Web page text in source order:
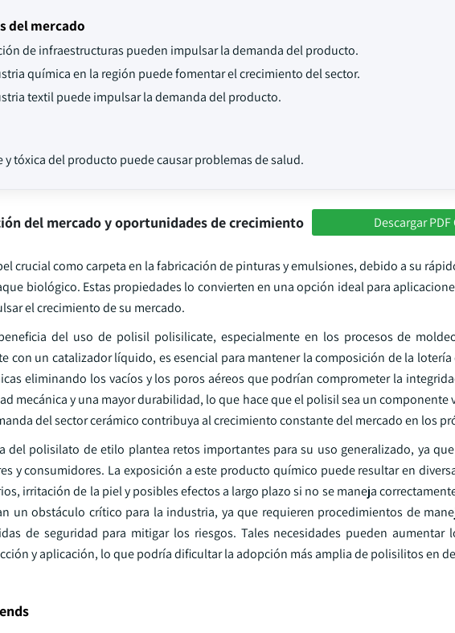
del mercado
de infraestructuras pueden impulsar la demanda del producto.
química en la región puede fomentar el crecimiento del sector.
textil puede impulsar la demanda del producto.
tóxica del producto puede causar problemas de salud.
del mercado y oportunidades de crecimiento Descargar PDF
crucial como carpeta en la fabricación de pinturas y emulsiones, debido a su
biológico. Estas propiedades lo convierten en una opción ideal para
el crecimiento de su mercado.
del uso de polisil polisilicate, especialmente en los procesos de
con un catalizador líquido, es esencial para mantener la composición de la
eliminando los vacíos y los poros aéreos que podrían comprometer la
mecánica y una mayor durabilidad, lo que hace que el polisil sea un componente
del sector cerámico contribuya al crecimiento constante del mercado en los
del polisilato de etilo plantea retos importantes para su uso generalizado, ya
y consumidores. La exposición a este producto químico puede resultar en
irritación de la piel y posibles efectos a largo plazo si no se maneja
un obstáculo crítico para la industria, ya que requieren procedimientos de
de seguridad para mitigar los riesgos. Tales necesidades pueden aumentar
y aplicación, lo que podría dificultar la adopción más amplia de polisilitos en